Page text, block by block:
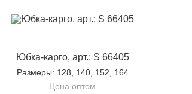
Юбка-карго, арт.: S 66405
Размеры: 128, 140, 152, 164
Цена оптом